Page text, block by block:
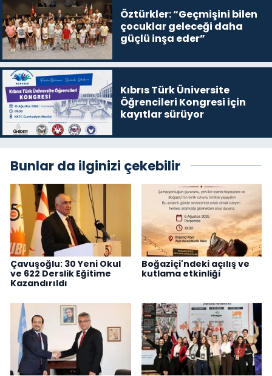
Öztürkler: “Geçmişini bilen
çocuklar geleceği daha
güçlü inşa eder”
Kıbrıs Türk Üniversite
Öğrencileri Kongresi için
kayıtlar sürüyor
Bunlar da ilginizi çekebilir
Çavuşoğlu: 30 Yeni Okul
ve 622 Derslik Eğitime
Kazandırıldı
Boğaziçi'ndeki açılış ve
kutlama etkinliği